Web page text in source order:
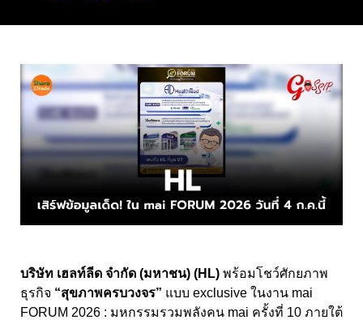
บริษัท เฮลท์ลีด จำกัด (มหาชน) (HL) พร้อมโชว์ศักยภาพ
ธุรกิจ “สุขภาพครบวงจร” แบบ exclusive ในงาน mai
FORUM 2026 : มหกรรมรวมพลังคน mai ครั้งที่ 10 ภายใต้